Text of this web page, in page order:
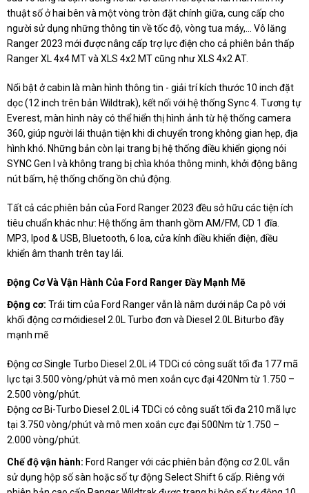
thuật số ở hai bên và một vòng tròn đặt chính giữa, cung cấp cho
người sử dụng những thông tin về tốc độ, vòng tua máy,... Vô lăng
Ranger 2023 mới được nâng cấp trợ lực điện cho cả phiên bản thấp
Ranger XL 4x4 MT và XLS 4x2 MT cũng như XLS 4x2 AT.
Nổi bật ở cabin là màn hình thông tin - giải trí kích thước 10 inch đặt
dọc (12 inch trên bản Wildtrak), kết nối với hệ thống Sync 4. Tương tự
Everest, màn hình này có thể hiển thị hình ảnh từ hệ thống camera
360, giúp người lái thuận tiện khi di chuyển trong không gian hẹp, địa
hình khó. Những bản còn lại trang bị hệ thống điều khiển giọng nói
SYNC Gen I và không trang bị chìa khóa thông minh, khởi động bằng
nút bấm, hệ thống chống ồn chủ động.
Tất cả các phiên bản của Ford Ranger 2023 đều sở hữu các tiện ích
tiêu chuẩn khác như: Hệ thống âm thanh gồm AM/FM, CD 1 đĩa.
MP3, Ipod & USB, Bluetooth, 6 loa, cửa kính điều khiển điện, điều
khiển âm thanh trên tay lái.
Động Cơ Và Vận Hành Của Ford Ranger Đầy Mạnh Mẽ
Động cơ: Trái tim của Ford Ranger vẫn là nằm dưới nắp Ca pô với
khối động cơ mớidiesel 2.0L Turbo đơn và Diesel 2.0L Biturbo đầy
mạnh mẽ
Động cơ Single Turbo Diesel 2.0L i4 TDCi có công suất tối đa 177 mã
lực tại 3.500 vòng/phút và mô men xoắn cực đại 420Nm từ 1.750 –
2.500 vòng/phút.
Động cơ Bi-Turbo Diesel 2.0L i4 TDCi có công suất tối đa 210 mã lực
tại 3.750 vòng/phút và mô men xoắn cực đại 500Nm từ 1.750 –
2.000 vòng/phút.
Chế độ vận hành: Ford Ranger với các phiên bản động cơ 2.0L vẫn
sử dụng hộp số sàn hoặc số tự động Select Shift 6 cấp. Riêng với